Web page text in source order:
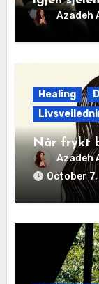
Azadeh
Healing
Når frykt
Azadeh
October